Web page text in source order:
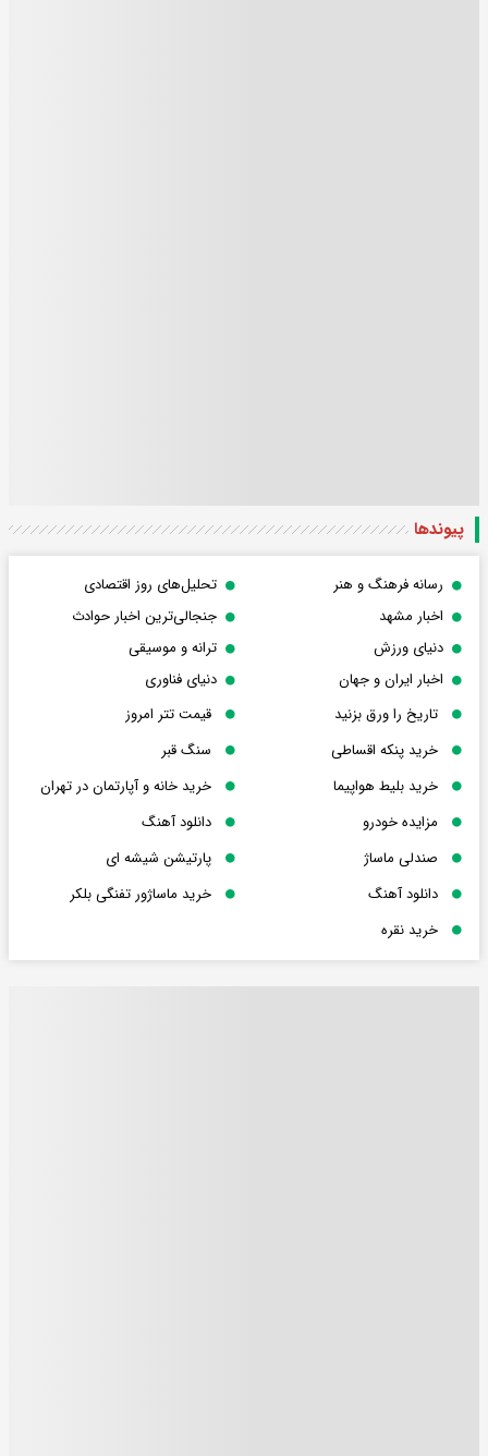
پیوندها
رسانه فرهنگ و هنر
تحلیل‌های روز اقتصادی
اخبار مشهد
جنجالی‌ترین اخبار حوادث
دنیای ورزش
ترانه و موسیقی
اخبار ایران و جهان
دنیای فناوری
تاریخ را ورق بزنید
قیمت تتر امروز
خرید پنکه اقساطی
سنگ قبر
خرید بلیط هواپیما
خرید خانه و آپارتمان در تهران
مزایده خودرو
دانلود آهنگ
صندلی ماساژ
پارتیشن شیشه ای
دانلود آهنگ
خرید ماساژور تفنگی بلکر
خرید نقره